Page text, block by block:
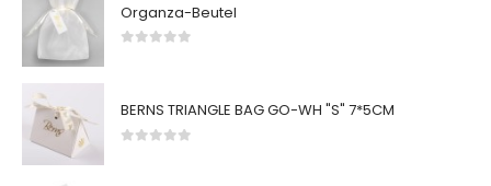
Organza-Beutel
BERNS TRIANGLE BAG GO-WH "S" 7*5CM